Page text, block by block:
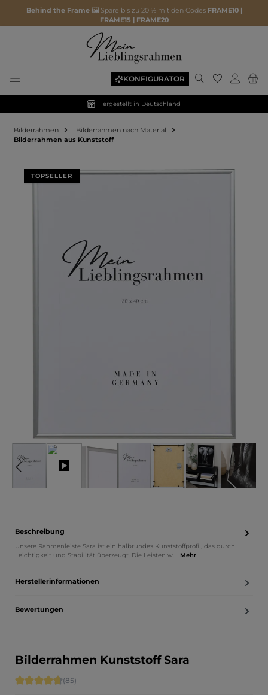
Behind the Frame 🖼️ Spare bis zu 20 % mit den Codes FRAME10 |
FRAME15 | FRAME20
KONFIGURATOR
Hergestellt in Deutschland
Bilderrahmen
Bilderrahmen nach Material
Bilderrahmen aus Kunststoff
Bildergalerie überspringen
TOPSELLER
Beschreibung
Unsere Rahmenleiste Sara ist ein halbrundes Kunststoffprofil, das durch
Leichtigkeit und Stabilität überzeugt. Die Leisten w… Mehr
Herstellerinformationen
Bewertungen
Bilderrahmen Kunststoff Sara
Durchschnittliche Bewertung von 4.71 von 5 Sternen
(85)